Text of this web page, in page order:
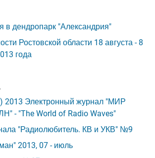
в дендропарк "Александрия"
Ростовской области 18 августа - 8
года
2013 Электронный журнал "МИР
- "The World of Radio Waves"
"Радиолюбитель. КВ и УКВ" №9
2013, 07 - июль